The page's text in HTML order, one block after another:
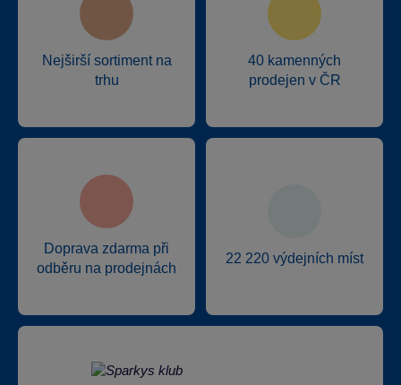
Nejširší sortiment na
trhu
40 kamenných
prodejen v ČR
Doprava zdarma při
odběru na prodejnách
22 220 výdejních míst